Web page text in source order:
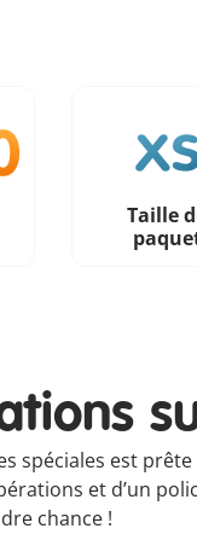
Taille
spéciales est
et d’un
chance !